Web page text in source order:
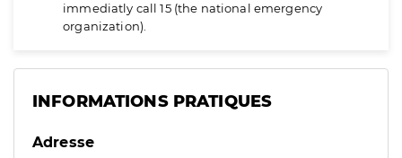
immediatly call 15 (the national emergency
organization).
INFORMATIONS PRATIQUES
Adresse